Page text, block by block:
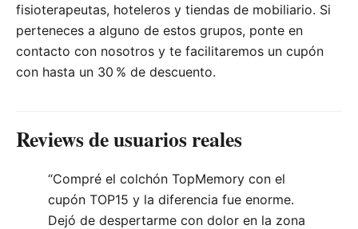
fisioterapeutas, hoteleros y tiendas de mobiliario. Si
perteneces a alguno de estos grupos, ponte en
contacto con nosotros y te facilitaremos un cupón
con hasta un 30 % de descuento.
Reviews de usuarios reales
“Compré el colchón TopMemory con el
cupón TOP15 y la diferencia fue enorme.
Dejó de despertarme con dolor en la zona